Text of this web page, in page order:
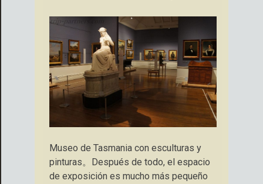
Museo de Tasmania con esculturas y
pinturas。Después de todo, el espacio
de exposición es mucho más pequeño